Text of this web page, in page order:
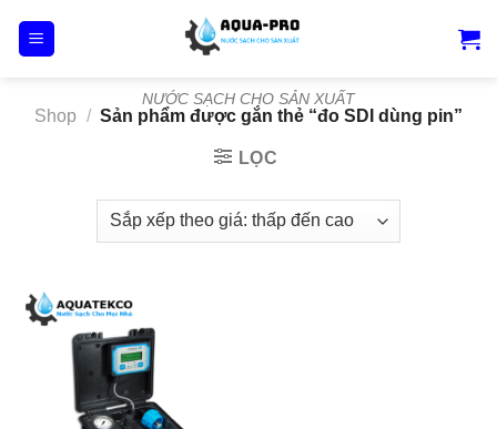
NƯỚC SẠCH CHO SẢN XUẤT
Shop / Sản phẩm được gắn thẻ “đo SDI dùng pin”
LỌC